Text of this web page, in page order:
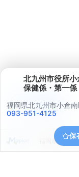
北九州市役所
保健係・第一
福岡県北九州市小倉
093-951-4125
保
福岡県北九
アプリで見る